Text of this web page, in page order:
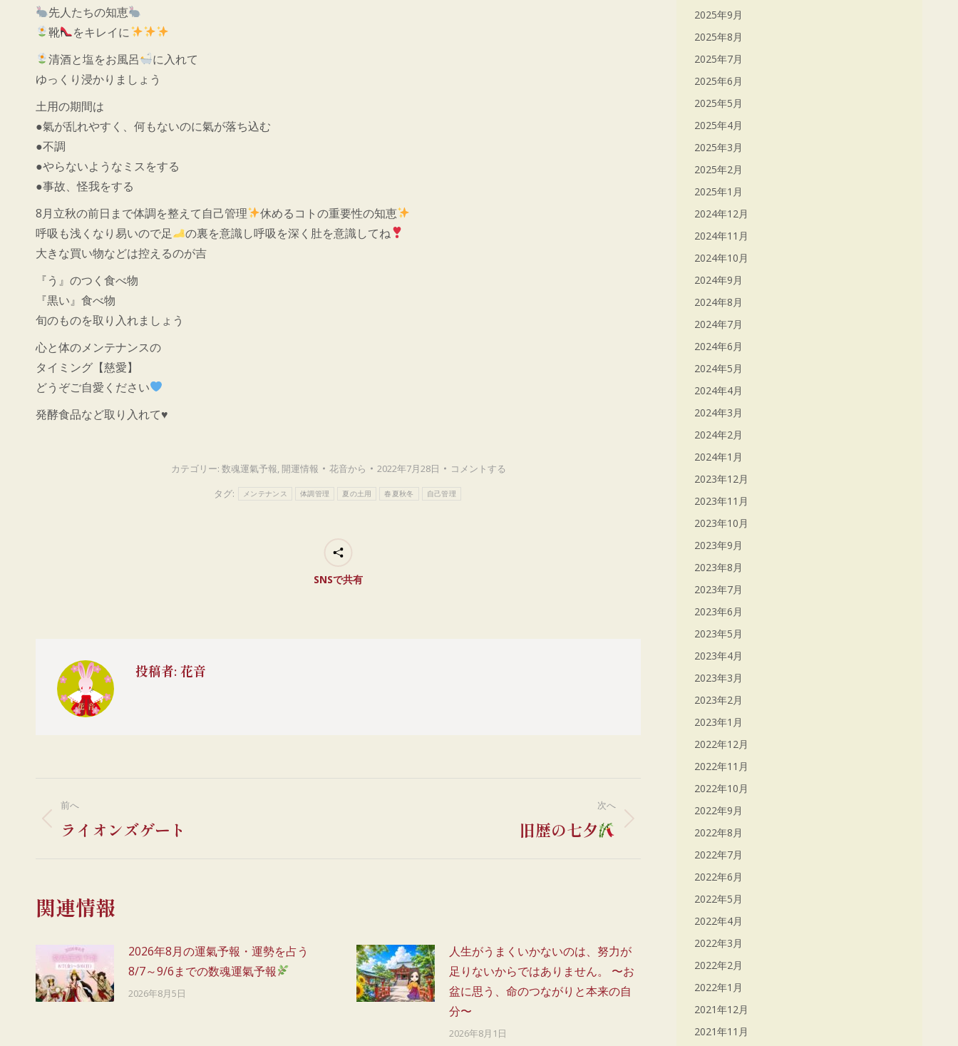
先人たちの知恵
靴
をキレイに
清酒と塩をお風呂
に入れて
ゆっくり浸かりましょう
土用の期間は
●氣が乱れやすく、何もないのに氣が落ち込む
●不調
●やらないようなミスをする
●事故、怪我をする
8月立秋の前日まで体調を整えて自己管理
休めるコトの重要性の知恵
呼吸も浅くなり易いので足
の裏を意識し呼吸を深く肚を意識してね
大きな買い物などは控えるのが吉
『う』のつく食べ物
『黒い』食べ物
旬のものを取り入れましょう
心と体のメンテナンスの
タイミング【慈愛】
どうぞご自愛ください
発酵食品など取り入れて♥
カテゴリー: 数魂運氣予報 開運情報 花音から 2022年7月28日
コメントする
タグ:
メンテナンス 体調管理 夏の土用 春夏秋冬 自己管理
SNSで共有
投稿者:花音
投
稿
ビ
ー
シ
前へ
前
ライオンズゲート
次へ
旧歴の七夕
関連情報
2026年8月の運氣予報・運勢を占う
8/7～9/6までの数魂運氣予報
2026年8月5日
人生がうまくいかないのは、努力が
足りないからではありません。 〜お
盆に思う、命のつながりと本来の自
分〜
2026年8月1日
2025年9月
2025年8月
2025年7月
2025年6月
2025年5月
2025年4月
2025年3月
2025年2月
2025年1月
2024年12月
2024年11月
2024年10月
2024年9月
2024年8月
2024年7月
2024年6月
2024年5月
2024年4月
2024年3月
2024年2月
2024年1月
2023年12月
2023年11月
2023年10月
2023年9月
2023年8月
2023年7月
2023年6月
2023年5月
2023年4月
2023年3月
2023年2月
2023年1月
2022年12月
2022年11月
2022年10月
2022年9月
2022年8月
2022年7月
2022年6月
2022年5月
2022年4月
2022年3月
2022年2月
2022年1月
2021年12月
2021年11月